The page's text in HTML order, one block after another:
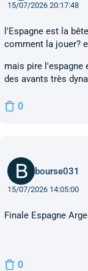
15/07/2026 20:17:48
l'Espagne est la
comment la jouer?
mais pire l'espagne
des avants très
0
bourse031
15/07/2026 14:05:00
Finale Espagne
0